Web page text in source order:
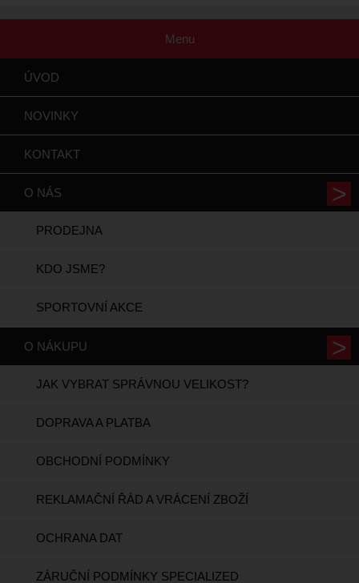
Menu
ÚVOD
NOVINKY
KONTAKT
O NÁS
PRODEJNA
KDO JSME?
SPORTOVNÍ AKCE
O NÁKUPU
JAK VYBRAT SPRÁVNOU VELIKOST?
DOPRAVA A PLATBA
OBCHODNÍ PODMÍNKY
REKLAMAČNÍ ŘÁD A VRÁCENÍ ZBOŽÍ
OCHRANA DAT
ZÁRUČNÍ PODMÍNKY SPECIALIZED